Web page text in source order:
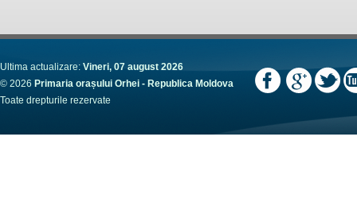
Ultima actualizare: Vineri, 07 august 2026
© 2026 Primaria orașului Orhei - Republica Moldova
Toate drepturile rezervate